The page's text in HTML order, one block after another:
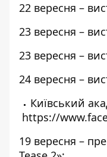
22 вересня –
23 вересня –
23 вересня –
24 вересня –
Київський
https://
19 вересня –